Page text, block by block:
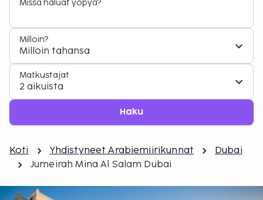
Missä haluat yöpyä?
Milloin?
Milloin tahansa
Matkustajat
2 aikuista
Haku
Koti Yhdistyneet Arabiemiirikunnat
Dubai
Jumeirah Mina Al Salam Dubai